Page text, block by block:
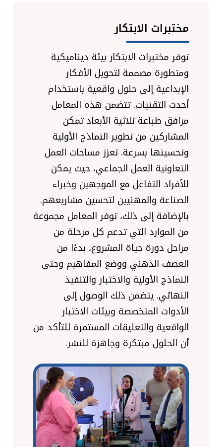
مختبرات الابتكار
توفر مختبرات الابتكار بيئة ديناميكية
ومتطورة مصممة لتحويل الأفكار
الإبداعية إلى حلول واقعية باستخدام
أحدث التقنيات. تتضمن هذه المعامل
مرافق طباعة ثلاثية الأبعاد تمكن
المشاركين من تطوير النماذج الأولية
وتحسينها بسرعة. تعزز مساحات العمل
التعاونية العمل الجماعي، حيث يمكن
للأفراد التفاعل مع الموجهين وخبراء
الصناعة والمهنيين لتحسين مشاريعهم.
بالإضافة إلى ذلك، توفر المعامل مجموعة
من الموارد التي تدعم كل مرحلة من
مراحل دورة حياة المشروع، بدءًا من
العصف الذهني ووضع المفاهيم وحتى
النماذج الأولية والاختبار والتنفيذ
النهائي. يتضمن ذلك الوصول إلى
الأدوات المتخصصة وبيئات الاختبار
الواقعية والتعليقات المستمرة للتأكد من
أن الحلول مبتكرة وجاهزة للنشر.